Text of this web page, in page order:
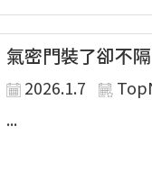
氣密門裝了卻不
2026.1.7
...